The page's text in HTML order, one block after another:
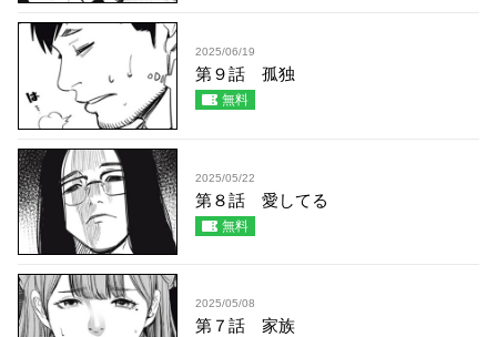
2025/06/19
第９話 孤独
無料
2025/05/22
第８話 愛してる
無料
2025/05/08
第７話 家族